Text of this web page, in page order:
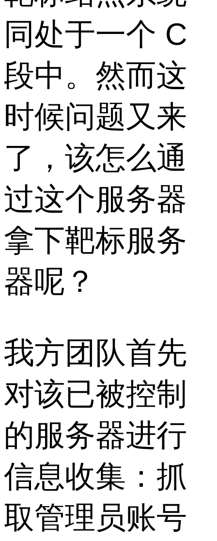
同处于一个 C
段中。然而这
时候问题又来
了，该怎么通
过这个服务器
拿下靶标服务
器呢？
我方团队首先
对该已被控制
的服务器进行
信息收集：抓
取管理员账号